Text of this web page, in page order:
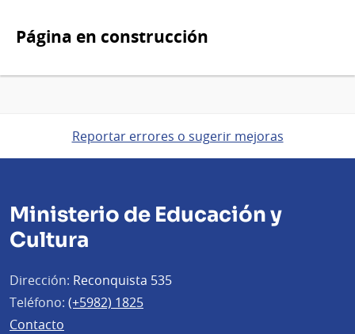
Página en construcción
Reportar errores o sugerir mejoras
Ministerio de Educación y
Cultura
Dirección: Reconquista 535
Teléfono: (+5982) 1825
Contacto